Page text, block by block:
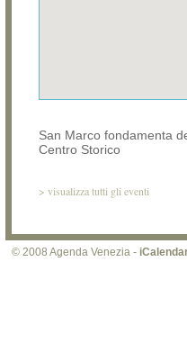
San Marco fondamenta
Centro Storico
> visualizza tutti gli eventi
© 2008 Agenda Venezia -